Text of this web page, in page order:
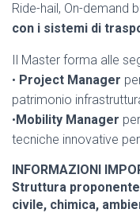
Ride-hail, On-demand
con i sistemi di
Il Master forma alle
• Project Manager
patrimonio
•Mobility Manager
tecniche innovative
INFORMAZIONI
Struttura
civile, chimica,